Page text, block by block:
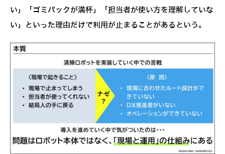
い」「ゴミパックが満杯」「担当者が使い方を理解していな
い」といった理由だけで利用が止まることがあるという。